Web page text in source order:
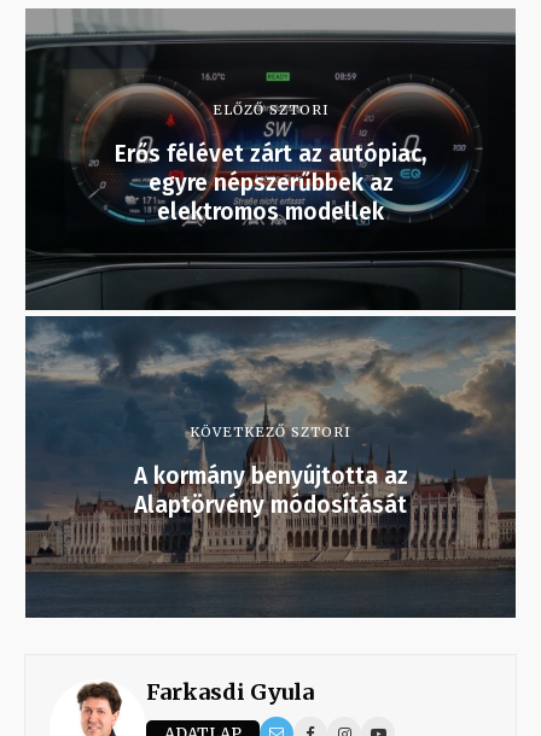
ELŐZŐ SZTORI
Erős félévet zárt az autópiac,
egyre népszerűbbek az
elektromos modellek
KÖVETKEZŐ SZTORI
A kormány benyújtotta az
Alaptörvény módosítását
Farkasdi Gyula